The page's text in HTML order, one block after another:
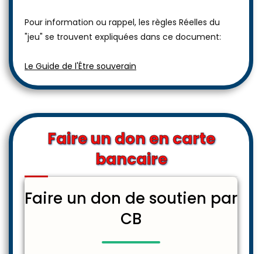
Pour information ou rappel, les règles Réelles du
"jeu" se trouvent expliquées dans ce document:
Le Guide de l'Être souverain
Faire un don en carte
bancaire
Faire un don de soutien par
CB